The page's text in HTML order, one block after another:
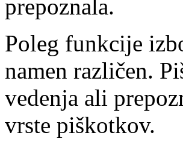
prepoznala.
Poleg funkcije
namen različen.
vedenja ali
vrste piškotkov.